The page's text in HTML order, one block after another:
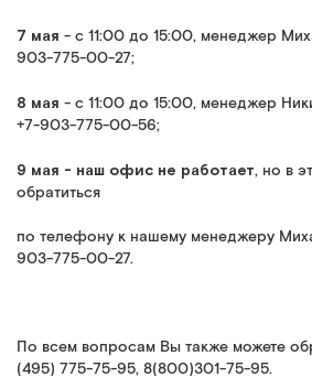
7 мая - с 11:00 до 15:00, менеджер
903-775-00-27;
8 мая - с 11:00 до 15:00, менеджер
+7-903-775-00-56;
9 мая - наш офис не работает, но в
обратиться
по телефону к нашему менеджеру
903-775-00-27.
По всем вопросам Вы также можете
(495) 775-75-95, 8(800)301-75-95.